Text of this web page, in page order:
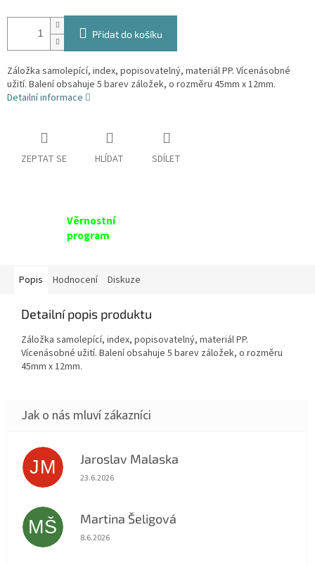
Přidat do košíku
Záložka samolepící, index, popisovatelný, materiál PP. Vícenásobné
užití. Balení obsahuje 5 barev záložek, o rozměru 45mm x 12mm.
Detailní informace
ZEPTAT SE HLÍDAT SDÍLET
Věrnostní
program
Popis Hodnocení Diskuze
Detailní popis produktu
Záložka samolepící, index, popisovatelný, materiál PP.
Vícenásobné užití. Balení obsahuje 5 barev záložek, o rozměru
45mm x 12mm.
JM Jaroslav Malaska
Hodnocení obchodu je 5 z 5 hvězdiček.
23.6.2026
MŠ Martina Šeligová
Hodnocení obchodu je 5 z 5 hvězdiček.
8.6.2026